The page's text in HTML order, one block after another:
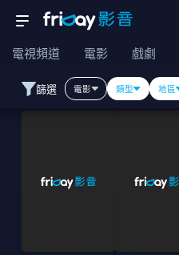
電視頻道 電影 戲劇
篩選 電影 類型 地區